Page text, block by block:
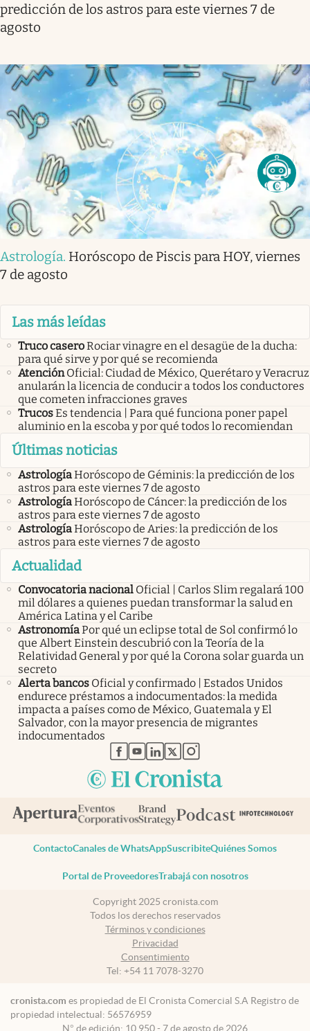
predicción de los astros para este viernes 7 de
agosto
Astrología. Horóscopo de Piscis para HOY, viernes
7 de agosto
Las más leídas
Truco caseroRociar vinagre en el desagüe de la ducha:
para qué sirve y por qué se recomienda
Atención Oficial: Ciudad de México, Querétaro y Veracruz
anularán la licencia de conducir a todos los conductores
que cometen infracciones graves
TrucosEs tendencia | Para qué funciona poner papel
aluminio en la escoba y por qué todos lo recomiendan
Últimas noticias
AstrologíaHoróscopo de Géminis: la predicción de los
astros para este viernes 7 de agosto
AstrologíaHoróscopo de Cáncer: la predicción de los
astros para este viernes 7 de agosto
AstrologíaHoróscopo de Aries: la predicción de los
astros para este viernes 7 de agosto
Actualidad
Convocatoria nacional Oficial | Carlos Slim regalará 100
mil dólares a quienes puedan transformar la salud en
América Latina y el Caribe
AstronomíaPor qué un eclipse total de Sol confirmó lo
que Albert Einstein descubrió con la Teoría de la
Relatividad General y por qué la Corona solar guarda un
secreto
Alerta bancos Oficial y confirmado | Estados Unidos
endurece préstamos a indocumentados: la medida
impacta a países como de México, Guatemala y El
Salvador, con la mayor presencia de migrantes
indocumentados
abre en nueva pestaña
abre en nueva pestaña
abre en nueva pestaña
abre en nueva pestaña
abre en nueva pestaña
ContactoCanales de WhatsAppSuscribiteQuiénes Somos
Portal de ProveedoresTrabajá con nosotros
Copyright 2025 cronista.com
Todos los derechos reservados
Términos y condiciones
Privacidad
Consentimiento
Tel: +54 11 7078-3270
cronista.com es propiedad de El Cronista Comercial S.A Registro de
propiedad intelectual: 56576959
N° de edición: 10.950 - 7 de agosto de 2026